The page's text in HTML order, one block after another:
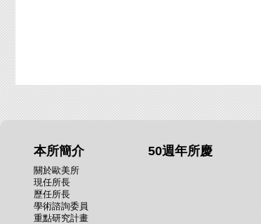
本所簡介
關於歐美所
現任所長
歷任所長
學術諮詢委員
重點研究計畫
50週年所慶